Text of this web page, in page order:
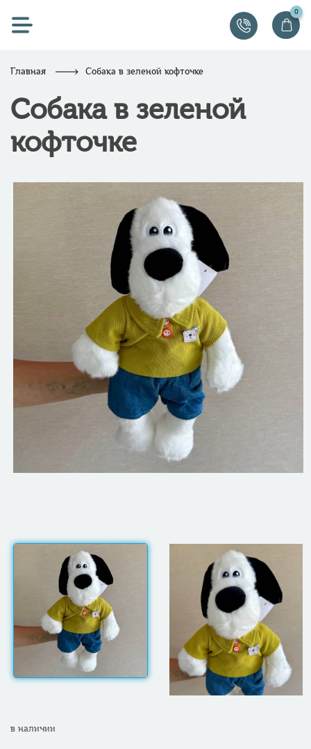
0
Главная Собака в зеленой кофточке
Собака в зеленой
кофточке
в наличии